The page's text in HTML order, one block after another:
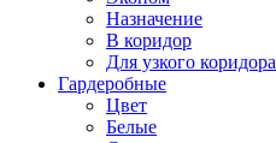
Назначение
В коридор
Для узкого коридора
Гардеробные
Цвет
Белые